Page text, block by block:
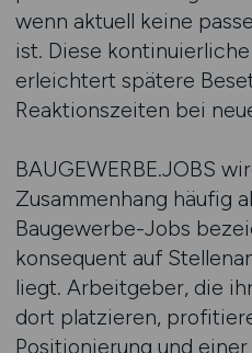
wenn aktuell keine
ist. Diese
erleichtert spätere
Reaktionszeiten bei
BAUGEWERBE.JOBS
Zusammenhang häufig
Baugewerbe-Jobs
konsequent auf
liegt. Arbeitgeber, die
dort platzieren,
Positionierung und